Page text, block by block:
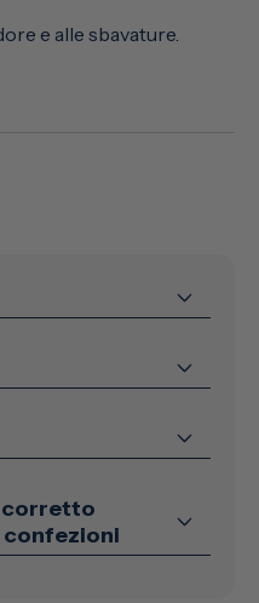
e alle sbavature.
corretto